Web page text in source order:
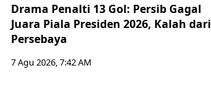
Drama Penalti 13 Gol: Persib Gagal
Juara Piala Presiden 2026, Kalah dari
Persebaya
7 Agu 2026, 7:42 AM